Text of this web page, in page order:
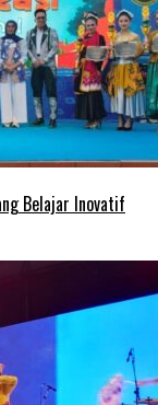
Belajar Inovatif